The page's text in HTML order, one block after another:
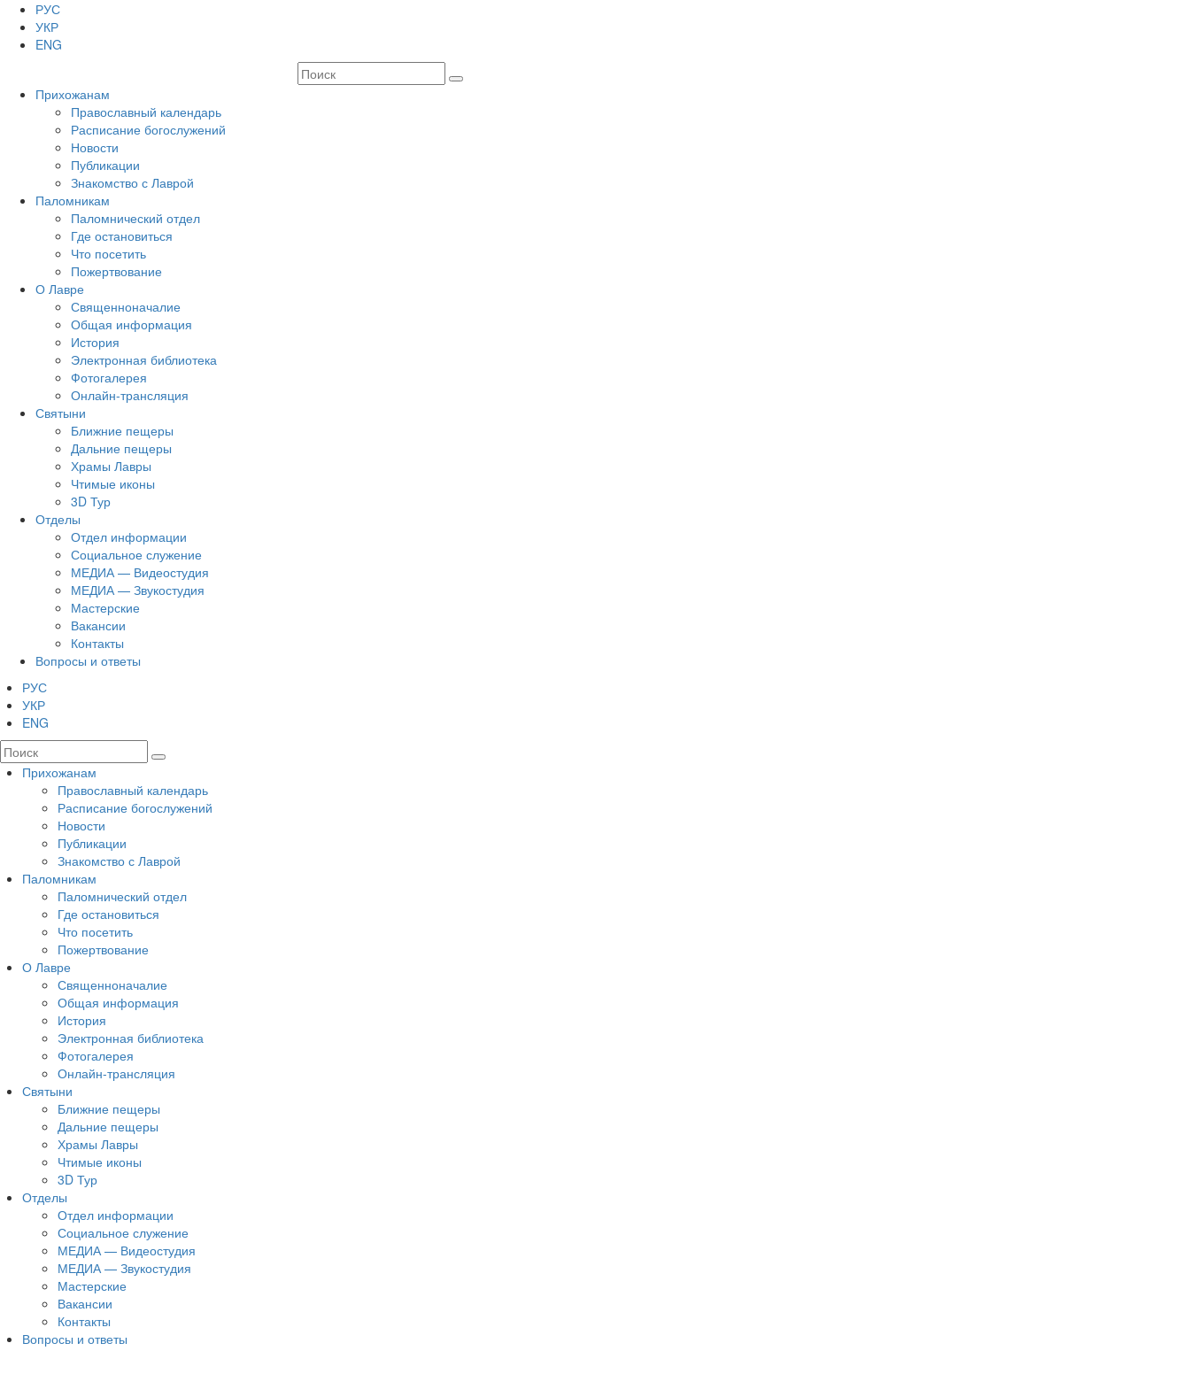
РУС
УКР
ENG
Прихожанам
Православный календарь
Расписание богослужений
Новости
Публикации
Знакомство с Лаврой
Паломникам
Паломнический отдел
Где остановиться
Что посетить
Пожертвование
О Лавре
Священноначалие
Общая информация
История
Электронная библиотека
Фотогалерея
Онлайн-трансляция
Святыни
Ближние пещеры
Дальние пещеры
Храмы Лавры
Чтимые иконы
3D Тур
Отделы
Отдел информации
Социальное служение
МЕДИА — Видеостудия
МЕДИА — Звукостудия
Мастерские
Вакансии
Контакты
Вопросы и ответы
РУС
УКР
ENG
Прихожанам
Православный календарь
Расписание богослужений
Новости
Публикации
Знакомство с Лаврой
Паломникам
Паломнический отдел
Где остановиться
Что посетить
Пожертвование
О Лавре
Священноначалие
Общая информация
История
Электронная библиотека
Фотогалерея
Онлайн-трансляция
Святыни
Ближние пещеры
Дальние пещеры
Храмы Лавры
Чтимые иконы
3D Тур
Отделы
Отдел информации
Социальное служение
МЕДИА — Видеостудия
МЕДИА — Звукостудия
Мастерские
Вакансии
Контакты
Вопросы и ответы